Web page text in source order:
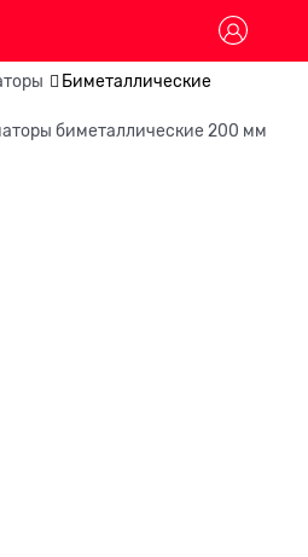
Биметаллические
биметаллические 200 мм